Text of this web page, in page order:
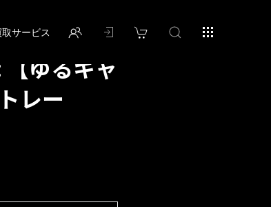
サービス
【ゆるキャ
レー